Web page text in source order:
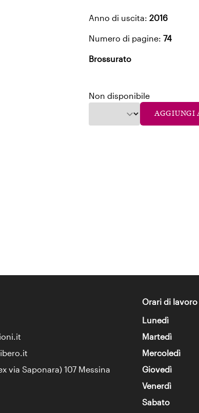
Anno di uscita: 2016
Numero di pagine: 74
Brossurato
Non disponibile
AGGIUNGI
via Saponara) 107 Messina
Orari di lavoro
Lunedì
Martedì
Mercoledì
Giovedì
Venerdì
Sabato